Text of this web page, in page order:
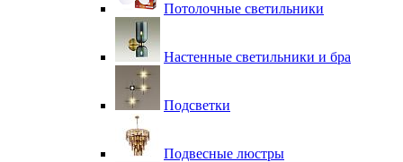
Потолочные светильники
Настенные светильники и бра
Подсветки
Подвесные люстры